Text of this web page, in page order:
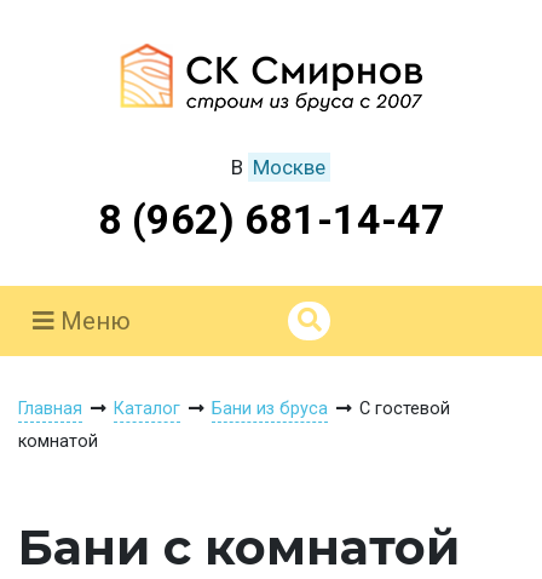
В Москве
8 (962) 681-14-47
Меню
Главная Каталог Бани из бруса
С гостевой
комнатой
Бани с комнатой